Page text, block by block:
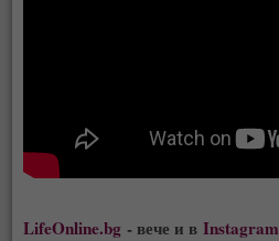
LifeOnline.bg - вече и вInstagram